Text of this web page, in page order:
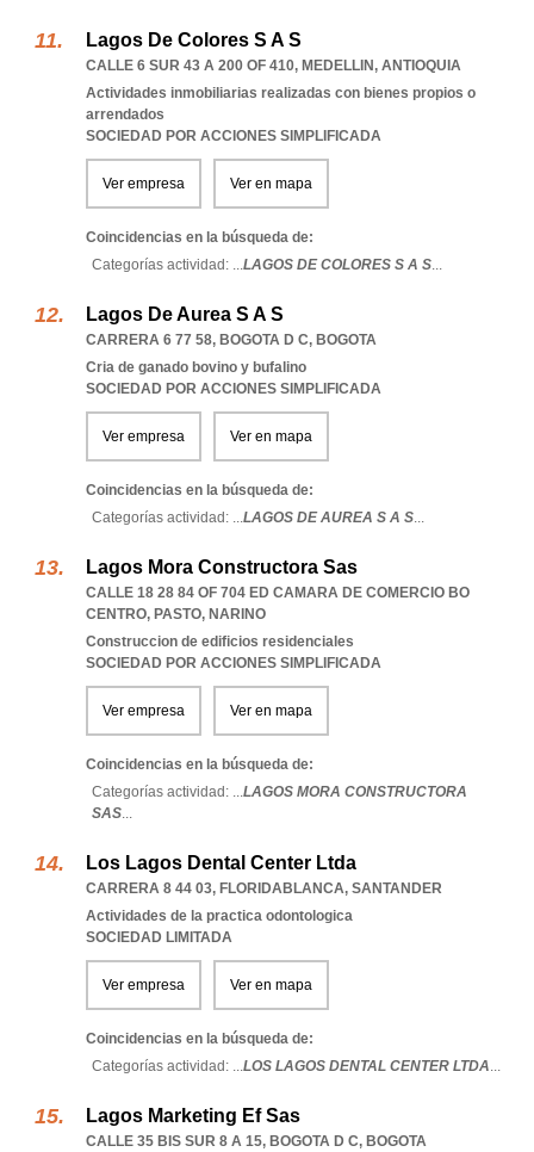
Lagos De Colores S A S
CALLE 6 SUR 43 A 200 OF 410, MEDELLIN, ANTIOQUIA
Actividades inmobiliarias realizadas con bienes propios o
arrendados
SOCIEDAD POR ACCIONES SIMPLIFICADA
Ver empresa Ver en mapa
Coincidencias en la búsqueda de:
Categorías actividad: ...LAGOS DE COLORES S A S...
Lagos De Aurea S A S
CARRERA 6 77 58, BOGOTA D C, BOGOTA
Cria de ganado bovino y bufalino
SOCIEDAD POR ACCIONES SIMPLIFICADA
Ver empresa Ver en mapa
Coincidencias en la búsqueda de:
Categorías actividad: ...LAGOS DE AUREA S A S...
Lagos Mora Constructora Sas
CALLE 18 28 84 OF 704 ED CAMARA DE COMERCIO BO
CENTRO, PASTO, NARINO
Construccion de edificios residenciales
SOCIEDAD POR ACCIONES SIMPLIFICADA
Ver empresa Ver en mapa
Coincidencias en la búsqueda de:
Categorías actividad: ...LAGOS MORA CONSTRUCTORA
SAS...
Los Lagos Dental Center Ltda
CARRERA 8 44 03, FLORIDABLANCA, SANTANDER
Actividades de la practica odontologica
SOCIEDAD LIMITADA
Ver empresa Ver en mapa
Coincidencias en la búsqueda de:
Categorías actividad: ...LOS LAGOS DENTAL CENTER LTDA...
Lagos Marketing Ef Sas
CALLE 35 BIS SUR 8 A 15, BOGOTA D C, BOGOTA